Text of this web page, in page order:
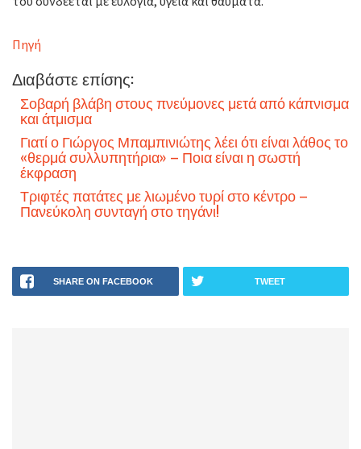
Πηγή
Διαβάστε επίσης:
Σοβαρή βλάβη στους πνεύμονες μετά από κάπνισμα
και άτμισμα
Γιατί ο Γιώργος Μπαμπινιώτης λέει ότι είναι λάθος το
«θερμά συλλυπητήρια» – Ποια είναι η σωστή
έκφραση
Τριφτές πατάτες με λιωμένο τυρί στο κέντρο –
Πανεύκολη συνταγή στο τηγάνι!
SHARE ON FACEBOOK TWEET